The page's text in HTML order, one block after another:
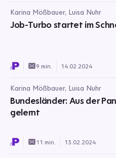
Karina Mößbauer, Luisa Nuhr
Job-Turbo startet im
9 min. 14.02.2024
Karina Mößbauer, Luisa Nuhr
Bundesländer: Aus der
gelernt
11 min. 13.02.2024